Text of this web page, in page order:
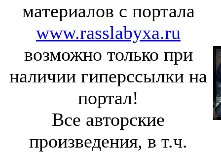
материалов с портала
www.rasslabyxa.ru
возможно только при
наличии гиперссылки на
портал!
Все авторские
произведения, в т.ч.